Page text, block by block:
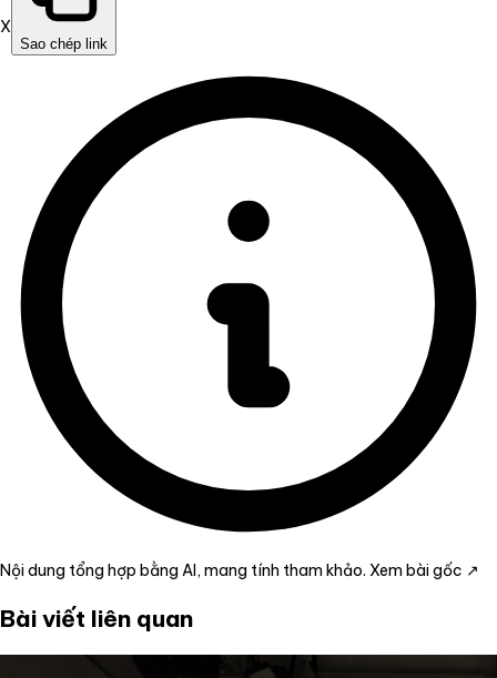
X
Sao chép link
Nội dung tổng hợp bằng AI, mang tính tham khảo. Xem bài gốc ↗
Bài viết liên quan